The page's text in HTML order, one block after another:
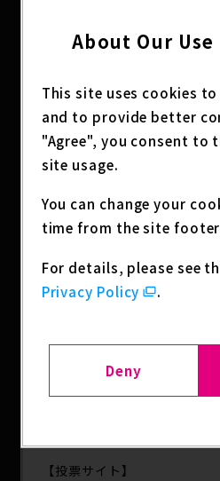
2.好きなエピソードを選ぼう
各シリーズにつき、1日に1
能です。
毎日00:00（日本時間）の日
能になります。
3.Xにポストして投票完了！
Xの投稿画面に遷移します。
【投票対象】
・ダイヤモンドは砕けない
【投票サイト】
About Our
This site uses cookies
and to provide better
"Agree", you consent to
site usage.
You can change your
time from the site
For details, please see
Privacy Policy
.
Deny